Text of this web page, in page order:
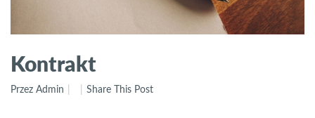
Kontrakt
Przez Admin Share This Post